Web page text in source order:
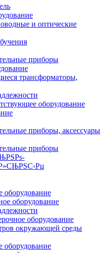
и оптические
приборы
трансформаторы,
оборудование
приборы, аксессуары
приборы
оборудование
оборудование
оборудование
окружающей среды
оборудование